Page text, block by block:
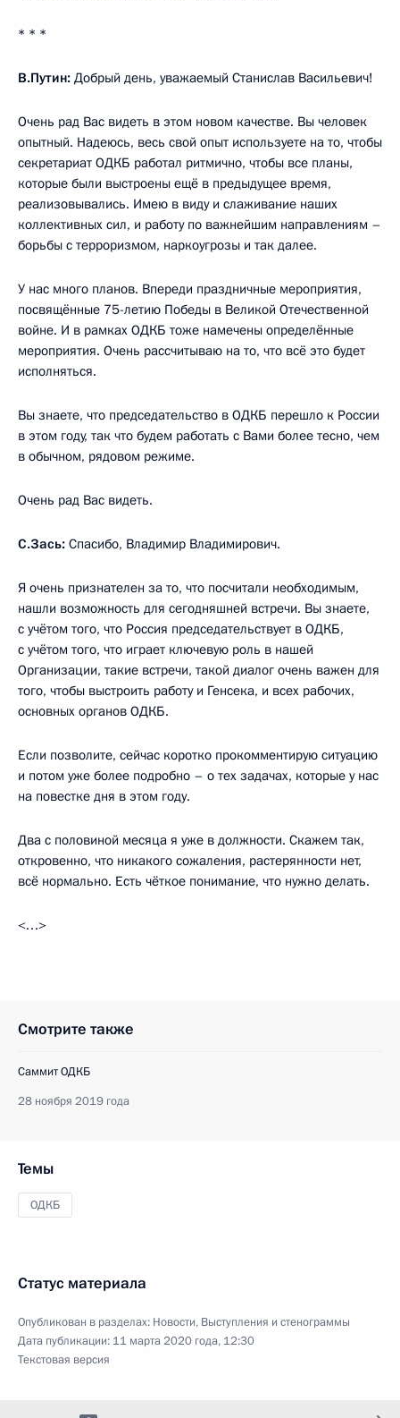
* * *
В.Путин: Добрый день, уважаемый Станислав Васильевич!
Очень рад Вас видеть в этом новом качестве. Вы человек
опытный. Надеюсь, весь свой опыт используете на то, чтобы
секретариат ОДКБ работал ритмично, чтобы все планы,
которые были выстроены ещё в предыдущее время,
реализовывались. Имею в виду и слаживание наших
коллективных сил, и работу по важнейшим направлениям –
борьбы с терроризмом, наркоугрозы и так далее.
У нас много планов. Впереди праздничные мероприятия,
посвящённые 75-летию Победы в Великой Отечественной
войне. И в рамках ОДКБ тоже намечены определённые
мероприятия. Очень рассчитываю на то, что всё это будет
исполняться.
Вы знаете, что председательство в ОДКБ перешло к России
в этом году, так что будем работать с Вами более тесно, чем
в обычном, рядовом режиме.
Очень рад Вас видеть.
С.Зась: Спасибо, Владимир Владимирович.
Я очень признателен за то, что посчитали необходимым,
нашли возможность для сегодняшней встречи. Вы знаете,
с учётом того, что Россия председательствует в ОДКБ,
с учётом того, что играет ключевую роль в нашей
Организации, такие встречи, такой диалог очень важен для
того, чтобы выстроить работу и Генсека, и всех рабочих,
основных органов ОДКБ.
Если позволите, сейчас коротко прокомментирую ситуацию
и потом уже более подробно – о тех задачах, которые у нас
на повестке дня в этом году.
Два с половиной месяца я уже в должности. Скажем так,
откровенно, что никакого сожаления, растерянности нет,
всё нормально. Есть чёткое понимание, что нужно делать.
<…>
Смотрите также
Саммит ОДКБ
28 ноября 2019 года
Темы
ОДКБ
Статус материала
Опубликован в разделах: Новости, Выступления и стенограммы
Дата публикации: 11 марта 2020 года, 12:30
Текстовая версия